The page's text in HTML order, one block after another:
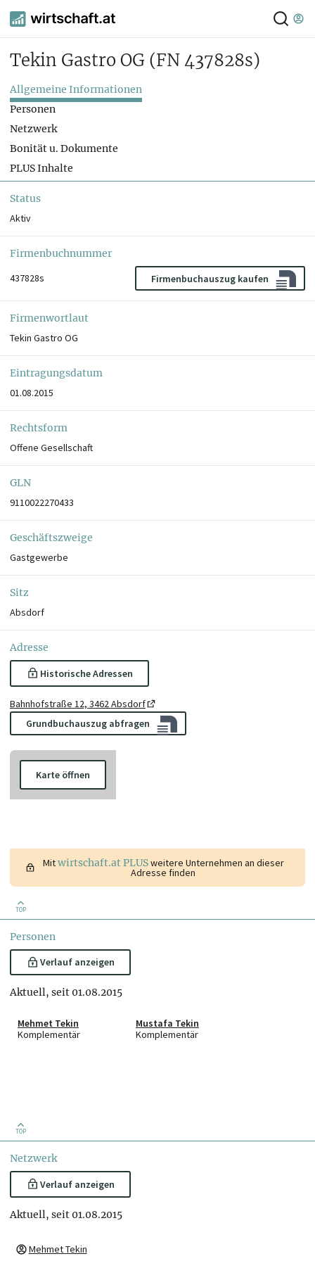
Tekin Gastro OG (FN 437828s)
Allgemeine Informationen
Personen
Netzwerk
Bonität u. Dokumente
PLUS Inhalte
Status
Aktiv
Firmenbuchnummer
437828s
Firmenbuchauszug kaufen
Firmenwortlaut
Tekin Gastro OG
Eintragungsdatum
01.08.2015
Rechtsform
Offene Gesellschaft
GLN
9110022270433
Geschäftszweige
Gastgewerbe
Sitz
Absdorf
Adresse
Historische Adressen
Bahnhofstraße 12, 3462 Absdorf
Grundbuchauszug abfragen
Karte öffnen
Mitwirtschaft.at PLUSweitere Unternehmen an dieser
Adresse finden
TOP
Personen
Verlauf anzeigen
Aktuell, seit 01.08.2015
Mehmet Tekin
Komplementär
Mustafa Tekin
Komplementär
TOP
Netzwerk
Verlauf anzeigen
Aktuell, seit 01.08.2015
Mehmet Tekin